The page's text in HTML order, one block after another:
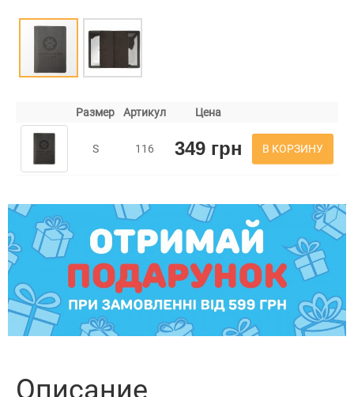
Размер Артикул Цена
S 116 349 грн В КОРЗИНУ
Описание